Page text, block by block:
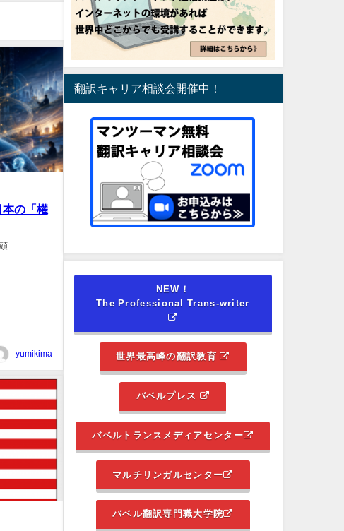
の「權
yumikima
翻訳キャリア相談会開催中！
NEW！
The Professional Trans-writer
世界最高峰の翻訳教育
バベルプレス
バベルトランスメディアセンター
マルチリンガルセンター
バベル翻訳専門職大学院